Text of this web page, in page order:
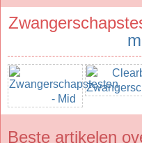
Beste artikelen